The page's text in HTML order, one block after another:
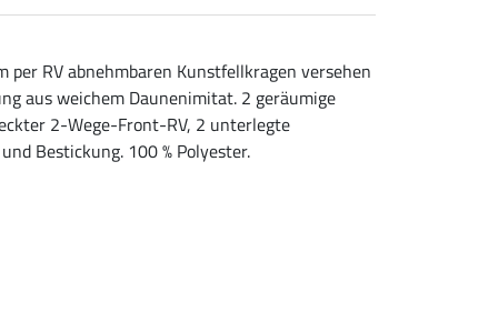
RV abnehmbaren Kunstfellkragen versehen
aus weichem Daunenimitat. 2 geräumige
2-Wege-Front-RV, 2 unterlegte
Bestickung. 100 % Polyester.